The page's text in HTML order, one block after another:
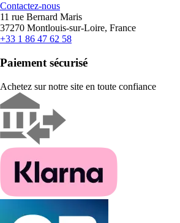
Contactez-nous
11 rue Bernard Maris
37270 Montlouis-sur-Loire, France
+33 1 86 47 62 58
Paiement sécurisé
Achetez sur notre site en toute confiance